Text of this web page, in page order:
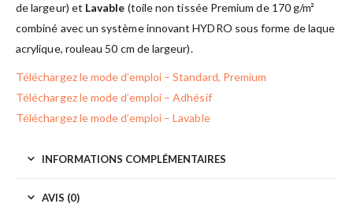
de largeur) et Lavable (toile non tissée Premium de 170 g/m²
combiné avec un système innovant HYDRO sous forme de laque
acrylique, rouleau 50 cm de largeur).
Téléchargez le mode d’emploi – Standard, Premium
Téléchargez le mode d’emploi – Adhésif
Téléchargez le mode d’emploi – Lavable
INFORMATIONS COMPLÉMENTAIRES
AVIS (0)